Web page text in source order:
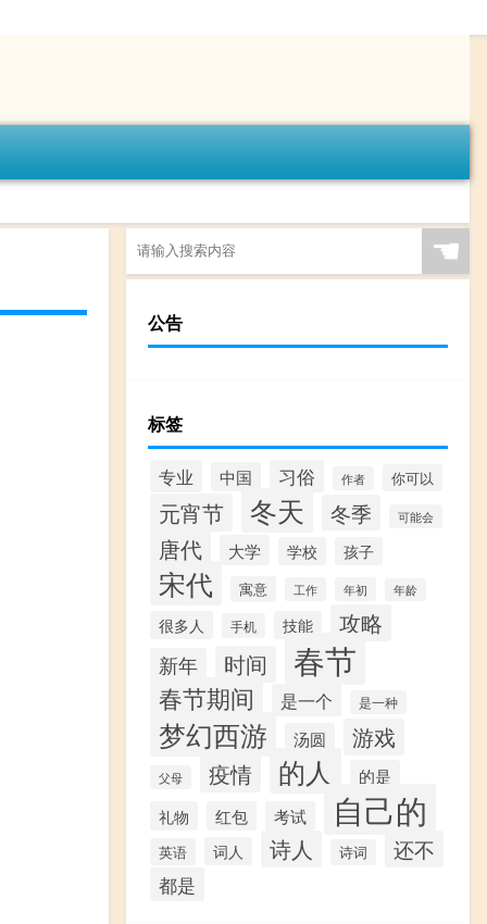
☚
公告
标签
专业 中国 习俗 作者 你可以
元宵节 冬天 冬季 可能会
唐代 大学 学校 孩子
宋代 寓意 工作 年初 年龄
很多人 手机 技能 攻略
新年 时间 春节
春节期间 是一个 是一种
梦幻西游 汤圆 游戏
父母 疫情 的人 的是
礼物 红包 考试 自己的
英语 词人 诗人 诗词 还不
都是